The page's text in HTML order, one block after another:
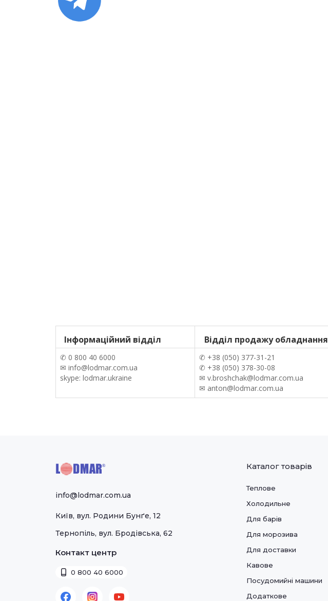
Інформаційний відділ Відділ продажу обладнання
✆ 0 800 40 6000
✉ info@lodmar.com.ua
skype: lodmar.ukraine
✆ +38 (050) 377-31-21
✆ +38 (050) 378-30-08
✉ v.broshchak@lodmar.com.ua
✉ anton@lodmar.com.ua
info@lodmar.com.ua
Київ, вул. Родини Бунґе, 12
Тернопіль, вул. Бродівська, 62
Контакт центр
0 800 40 6000
Каталог товарів
Теплове
Холодильне
Для барів
Для морозива
Для доставки
Кавове
Посудомийні машини
Додаткове